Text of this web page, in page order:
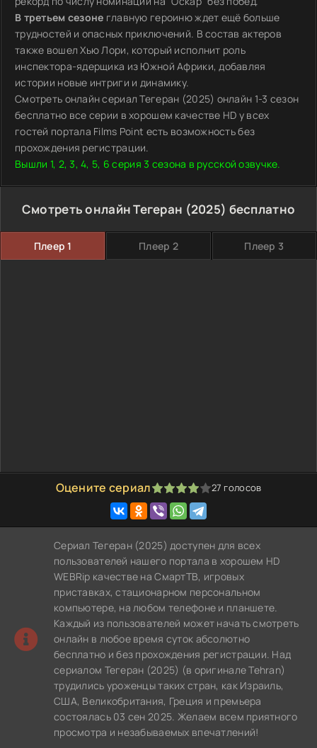
В третьем сезоне главную героиню ждет ещё больше
трудностей и опасных приключений. В состав актеров
также вошел Хью Лори, который исполнит роль
инспектора-ядерщика из Южной Африки, добавляя
истории новые интриги и динамику.
Смотреть онлайн сериал Тегеран (2025) онлайн 1-3 сезон
бесплатно все серии в хорошем качестве HD у всех
гостей портала Films Point есть возможность без
прохождения регистрации.
Вышли 1, 2, 3, 4, 5, 6 серия 3 сезона в русской озвучке.
Смотреть онлайн Тегеран (2025) бесплатно
Плеер 1 Плеер 2 Плеер 3
Оцените сериал
1 2 3 4 5 27 голосов
Сериал Тегеран (2025) доступен для всех
пользователей нашего портала в хорошем HD
WEBRip качестве на СмартТВ, игровых
приставках, стационарном персональном
компьютере, на любом телефоне и планшете.
Каждый из пользователей может начать смотреть
онлайн в любое время суток абсолютно
бесплатно и без прохождения регистрации. Над
сериалом Тегеран (2025) (в оригинале Tehran)
трудились уроженцы таких стран, как Израиль,
США, Великобритания, Греция и премьера
состоялась 03 сен 2025. Желаем всем приятного
просмотра и незабываемых впечатлений!